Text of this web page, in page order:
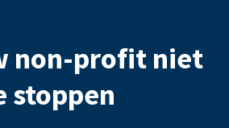
non-profit niet
stoppen